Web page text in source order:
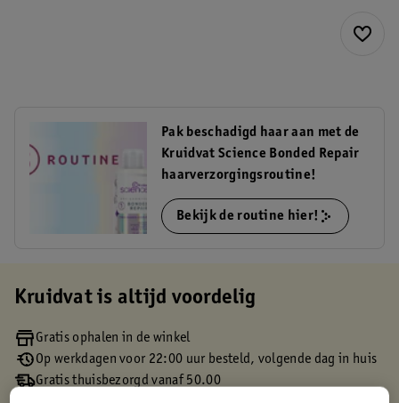
Pak beschadigd haar aan met de
Kruidvat Science Bonded Repair
haarverzorgingsroutine!
Bekijk de routine hier!
Kruidvat is altijd voordelig
Gratis ophalen in de winkel
Op werkdagen voor 22:00 uur besteld, volgende dag in huis
Gratis thuisbezorgd vanaf 50.00